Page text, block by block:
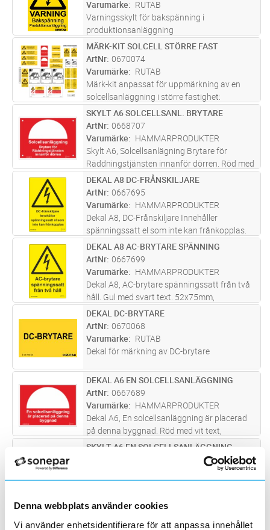
Denna webbplats använder cookies
Vi använder enhetsidentifierare för att anpassa innehållet
Varumärke
RUTAB
Varningsskylt för bakspänning i
produktionsanläggning
ST Lägg i kundvagn
MÄRK-KIT SOLCELL STÖRRE FAST
ArtNr 0670074
Varumärke
RUTAB
Märk-kit anpassat för uppmärkning av en
solcellsanläggning i större fastighet:
bestående av 3st E0670060 , 4st E0670061,
2st E0670062, 2st E0670063, 2st E0670065,
2st E0670067, 2st E0670068, 2st E067
mer
ST Lägg i kundvagn
SKYLT A6 SOLCELLSANL. BRYTARE
ArtNr 0668707
Varumärke
HAMMARPRODUKTER
Skylt A6, Solcellsanlägning Brytare för
Räddningstjänsten innanför dörren. Röd med
vit text. 150x110x0,7mm aluminium
ST Lägg i kundvagn
DEKAL A8 DC-FRÅNSKILJARE
ArtNr 0667695
Varumärke
HAMMARPRODUKTER
Dekal A8, DC-Frånskiljare Innehåller
spänningssatt el som inte kan frånkopplas.
Gul med svart text. 52x75mm, självhäftande
ST Lägg i kundvagn
DEKAL A8 AC-BRYTARE SPÄNNING
ArtNr 0667699
Varumärke
HAMMARPRODUKTER
Dekal A8, AC-brytare spänningssatt från två
håll. Gul med svart text. 52x75mm,
självhäftande
ST Lägg i kundvagn
DEKAL DC-BRYTARE
ArtNr 0670068
Varumärke
RUTAB
Dekal för märkning av DC-brytare
ST Lägg i kundvagn
DEKAL A6 EN SOLCELLSANLÄGGNING
ArtNr 0667689
Varumärke
HAMMARPRODUKTER
Dekal A6, En solcellsanläggning är placerad
på denna byggnad. Röd med vit text,
150x105mm, självhäftande.
ST Lägg i kundvagn
SKYLT A6 EN SOLCELLSANLÄGGNING
HAMMARPRODUKTER
150x110x0,7mm aluminium
ArtNr 0667698